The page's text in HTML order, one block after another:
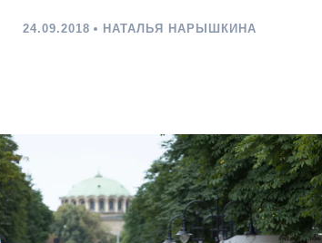
24.09.2018 НАТАЛЬЯ НАРЫШКИНА